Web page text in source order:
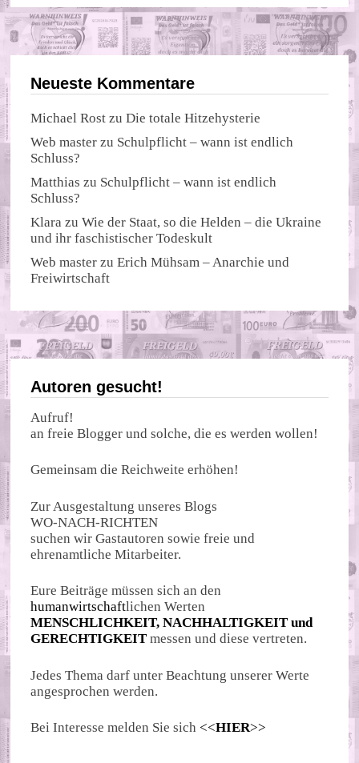
Neueste Kommentare
Michael Rost zuDie totale Hitzehysterie
Web master zu Schulpflicht – wann ist endlich
Schluss?
Matthias zu Schulpflicht – wann ist endlich
Schluss?
Klara zuWie der Staat, so die Helden – die Ukraine
und ihr faschistischer Todeskult
Web master zuErich Mühsam – Anarchie und
Freiwirtschaft
Autoren gesucht!
Aufruf!
an freie Blogger und solche, die es werden wollen!
Gemeinsam die Reichweite erhöhen!
Zur Ausgestaltung unseres Blogs
WO-NACH-RICHTEN
suchen wir Gastautoren sowie freie und
ehrenamtliche Mitarbeiter.
Eure Beiträge müssen sich an den
humanwirtschaftlichen Werten
MENSCHLICHKEIT, NACHHALTIGKEIT und
GERECHTIGKEIT messen und diese vertreten.
Jedes Thema darf unter Beachtung unserer Werte
angesprochen werden.
Bei Interesse melden Sie sich <<HIER>>